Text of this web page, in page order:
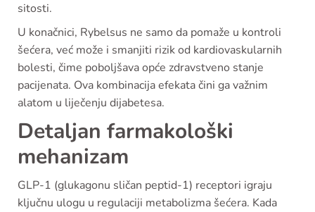
sitosti.
U konačnici, Rybelsus ne samo da pomaže u kontroli
šećera, već može i smanjiti rizik od kardiovaskularnih
bolesti, čime poboljšava opće zdravstveno stanje
pacijenata. Ova kombinacija efekata čini ga važnim
alatom u liječenju dijabetesa.
Detaljan farmakološki
mehanizam
GLP-1 (glukagonu sličan peptid-1) receptori igraju
ključnu ulogu u regulaciji metabolizma šećera. Kada